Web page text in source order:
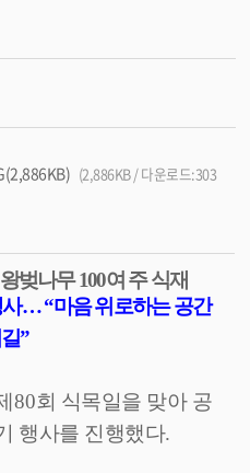
(2,886KB / 다운로드:303
벚나무100여 주 식재
…“마음 위로하는 공간
”
80회 식목일을 맞아 공
행사를 진행했다.